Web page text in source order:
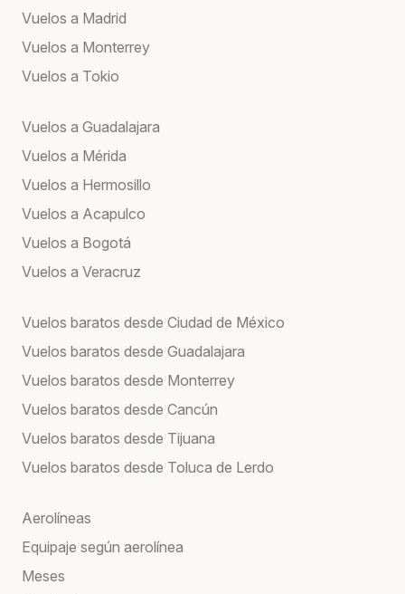
Vuelos a Madrid
Vuelos a Monterrey
Vuelos a Tokio
Vuelos a Guadalajara
Vuelos a Mérida
Vuelos a Hermosillo
Vuelos a Acapulco
Vuelos a Bogotá
Vuelos a Veracruz
Vuelos baratos desde Ciudad de México
Vuelos baratos desde Guadalajara
Vuelos baratos desde Monterrey
Vuelos baratos desde Cancún
Vuelos baratos desde Tijuana
Vuelos baratos desde Toluca de Lerdo
Aerolíneas
Equipaje según aerolínea
Meses